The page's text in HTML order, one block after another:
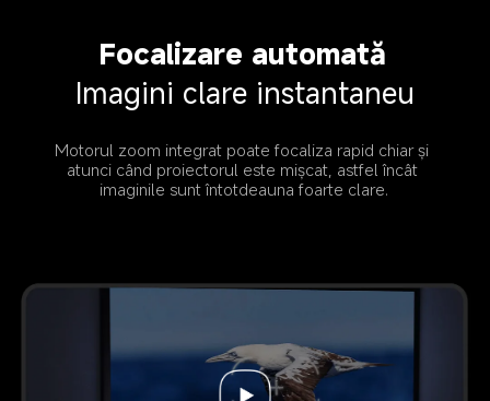
Focalizare automată
Imagini clare instantaneu
Motorul zoom integrat poate focaliza rapid chiar și
atunci când proiectorul este mișcat, astfel încât
imaginile sunt întotdeauna foarte clare.